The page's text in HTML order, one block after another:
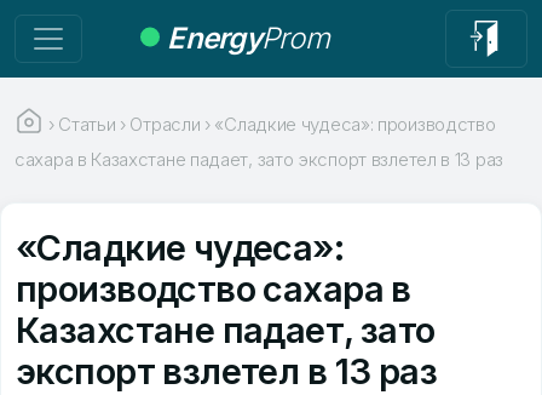
EnergyProm
› Статьи › Отрасли › «Сладкие чудеса»: производство
сахара в Казахстане падает, зато экспорт взлетел в 13 раз
«Сладкие чудеса»:
производство сахара в
Казахстане падает, зато
экспорт взлетел в 13 раз